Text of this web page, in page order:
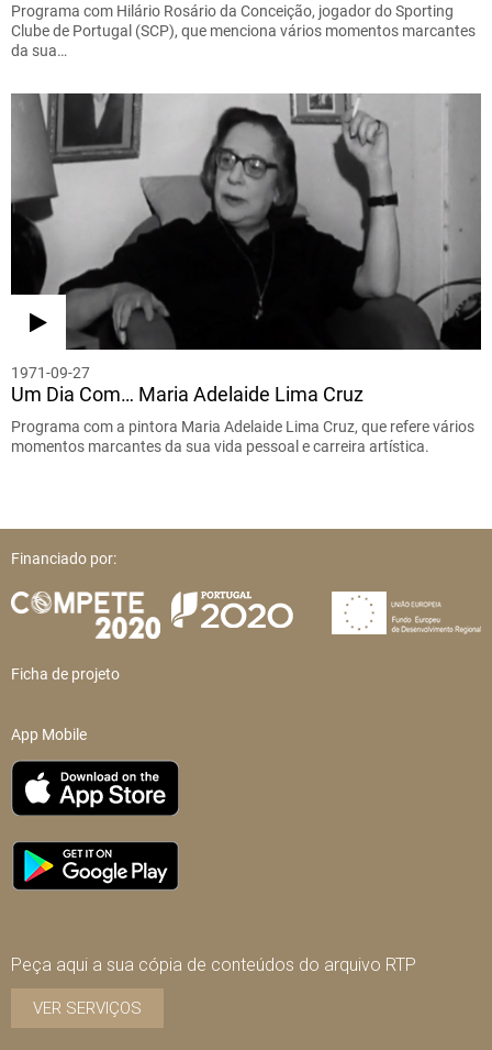
Programa com Hilário Rosário da Conceição, jogador do Sporting
Clube de Portugal (SCP), que menciona vários momentos marcantes
da sua…
1971-09-27
Um Dia Com… Maria Adelaide Lima Cruz
Programa com a pintora Maria Adelaide Lima Cruz, que refere vários
momentos marcantes da sua vida pessoal e carreira artística.
Financiado por:
Ficha de projeto
App Mobile
Peça aqui a sua cópia de conteúdos do arquivo RTP
VER SERVIÇOS